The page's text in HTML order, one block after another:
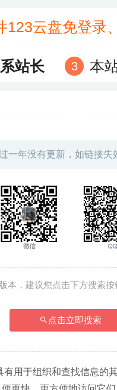
123云盘免登
站长 本
一年没有更新，如链接失
本，建议您点击下方搜索按
点击立即搜索
有用于组织和查找信息的